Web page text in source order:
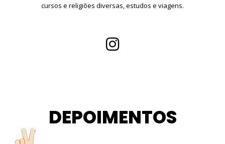
cursos e religiões diversas, estudos e viagens.
DEPOIMENTOS